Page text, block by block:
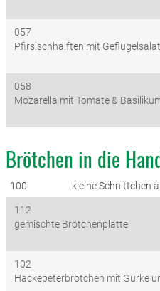
057
Pfirsischhälften mit
058
Mozarella mit Tomate &
Brötchen in die
100 kleine Schnittchen aus
112
gemischte Brötchenplatte
102
Hackepeterbrötchen mit Gurke